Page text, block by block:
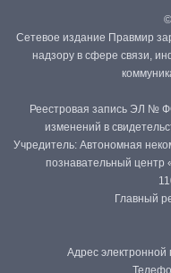
Сетевое издание Правмир
надзору в сфере связи,
Реестровая запись ЭЛ №
изменений в
Учредитель: Автономная
познавательный
Главный
Адрес электронной